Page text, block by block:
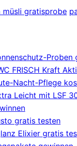
müsli gratisprobe
Proben
FRISCH Kraft
Nacht-Pflege
Leicht mit LSF
gratis testen
Elixier gratis